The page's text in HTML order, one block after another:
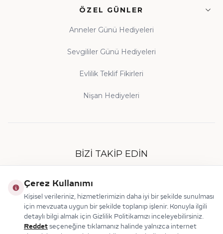
ÖZEL GÜNLER
Anneler Günü Hediyeleri
Sevgililer Günü Hediyeleri
Evlilik Teklif Fikirleri
Nişan Hediyeleri
BIZI TAKIP EDIN
Çerez Kullanımı
Kişisel verileriniz, hizmetlerimizin daha iyi bir şekilde sunulması
için mevzuata uygun bir şekilde toplanıp işlenir. Konuyla ilgili
detaylı bilgi almak için Gizlilik Politikamızı inceleyebilirsiniz.
Reddet seçeneğine tıklamanız halinde yalnızca internet